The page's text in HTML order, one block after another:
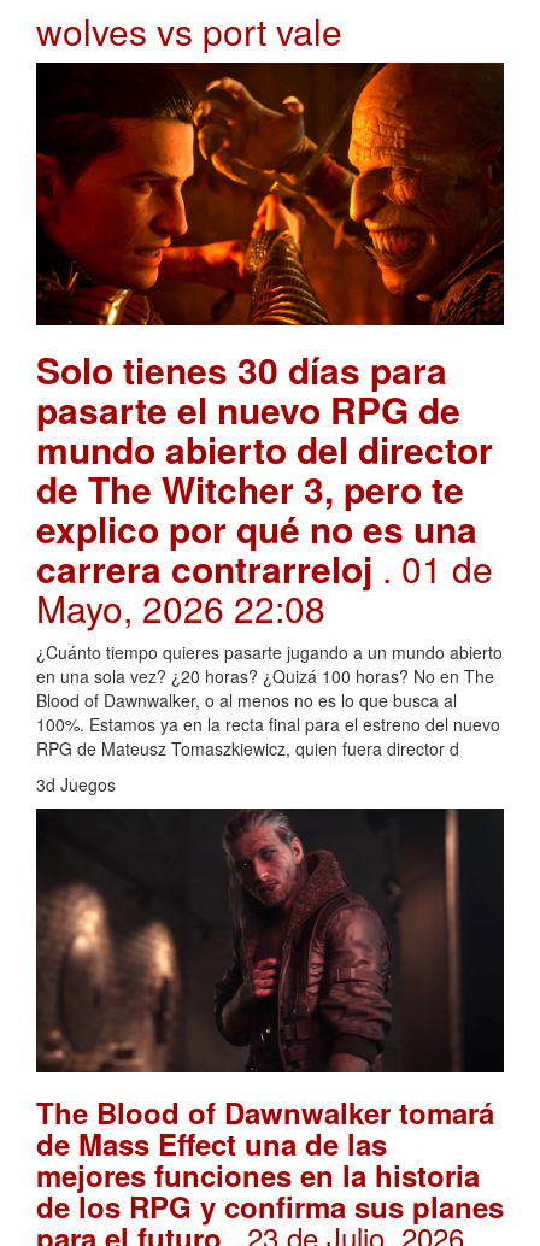
wolves vs port vale
Solo tienes 30 días para
pasarte el nuevo RPG de
mundo abierto del director
de The Witcher 3, pero te
explico por qué no es una
carrera contrarreloj . 01 de
Mayo, 2026 22:08
¿Cuánto tiempo quieres pasarte jugando a un mundo abierto
en una sola vez? ¿20 horas? ¿Quizá 100 horas? No en The
Blood of Dawnwalker, o al menos no es lo que busca al
100%. Estamos ya en la recta final para el estreno del nuevo
RPG de Mateusz Tomaszkiewicz, quien fuera director d
3d Juegos
The Blood of Dawnwalker tomará
de Mass Effect una de las
mejores funciones en la historia
de los RPG y confirma sus planes
para el futuro . 23 de Julio, 2026